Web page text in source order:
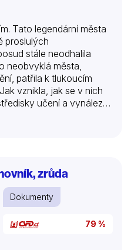
Tato legendární města
proslulých
stále neodhalila
neobvyklá města,
patřila k tlukoucím
vznikla, jak se v nich
učení a vynálezů?
jejich slávy od 5. století
poklady a
moderního
zrůda
Dokumenty
79 %